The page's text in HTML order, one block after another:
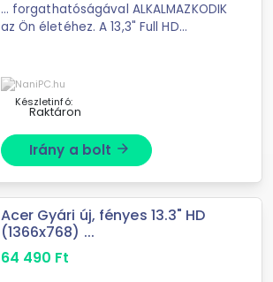
... forgathatóságával ALKALMAZKODIK
az Ön életéhez. A 13,3" Full HD
kompakt méret elfér minden laptop
táskában ...
Készletinfó:
Raktáron
Irány a bolt arrow_forward
Acer Gyári új, fényes 13.3" HD
(1366x768) ...
64 490 Ft